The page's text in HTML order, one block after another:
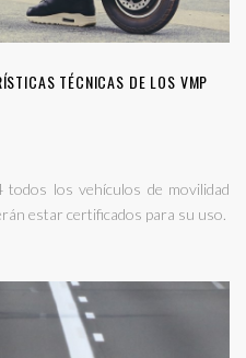
TÉCNICAS DE LOS VMP
los vehículos de movilidad
estar certificados para su uso.